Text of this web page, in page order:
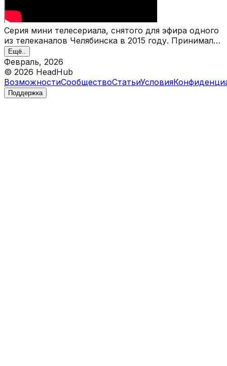
Серия мини телесериала, снятого для эфира одного
из телеканалов Челябинска в 2015 году. Принимал
участие в продакшене в качестве, одного из
продюсеров, автора сценариев, журналиста
Ещё..
Февраль, 2026
© 2026 HeadHub
ВозможностиСообществоСтатьиУсловия
Поддержка